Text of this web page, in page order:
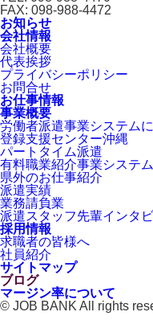
FAX: 098-988-4472
お知らせ
会社情報
会社概要
代表挨拶
プライバシーポリシー
お問合せ
お仕事情報
事業概要
労働者派遣事業システム
登録支援センター沖縄
パートタイム派遣
有料職業紹介事業システ
県外のお仕事紹介
派遣実績
業務請負業
派遣スタッフ先輩インタ
採用情報
求職者の皆様へ
社員紹介
サイトマップ
ブログ
マージン率について
© JOB BANK All rights